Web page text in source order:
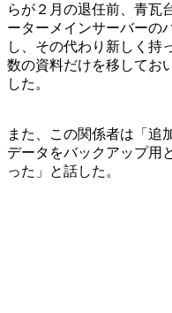
らが２月の退任前、青瓦
ーターメインサーバーの
し、その代わり新しく持
数の資料だけを移してお
した。
また、この関係者は「追
データをバックアップ用
った」と話した。